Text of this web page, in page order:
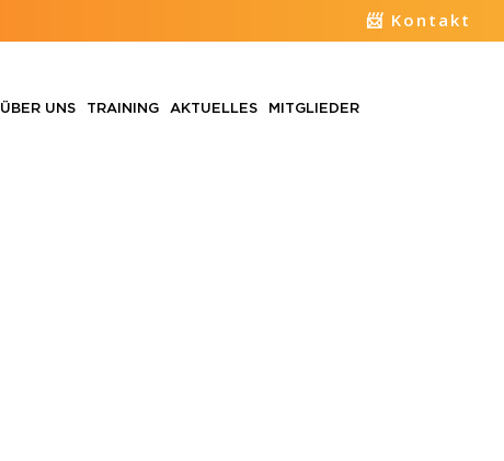
📨 Kontakt
ÜBER UNS TRAINING AKTUELLES MITGLIEDER